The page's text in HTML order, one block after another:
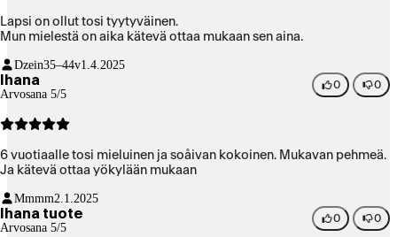
Lapsi on ollut tosi tyytyväinen.
Mun mielestä on aika kätevä ottaa mukaan sen aina.
Dzein35–44v1.4.2025
Ihana
Arvosana 5/5
0 0
6 vuotiaalle tosi mieluinen ja soåivan kokoinen. Mukavan pehmeä.
Ja kätevä ottaa yökylään mukaan
Mmmm2.1.2025
Ihana tuote
Arvosana 5/5
0 0